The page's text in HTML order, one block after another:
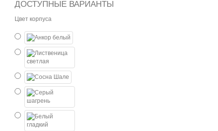
ДОСТУПНЫЕ ВАРИАНТЫ
Цвет корпуса